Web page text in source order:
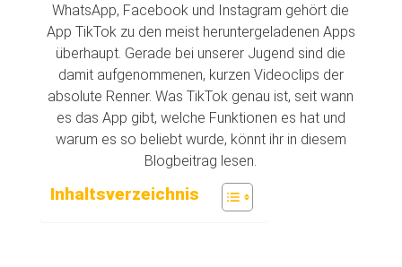
WhatsApp, Facebook und Instagram gehört die
App TikTok zu den meist heruntergeladenen Apps
überhaupt. Gerade bei unserer Jugend sind die
damit aufgenommenen, kurzen Videoclips der
absolute Renner. Was TikTok genau ist, seit wann
es das App gibt, welche Funktionen es hat und
warum es so beliebt wurde, könnt ihr in diesem
Blogbeitrag lesen.
Inhaltsverzeichnis